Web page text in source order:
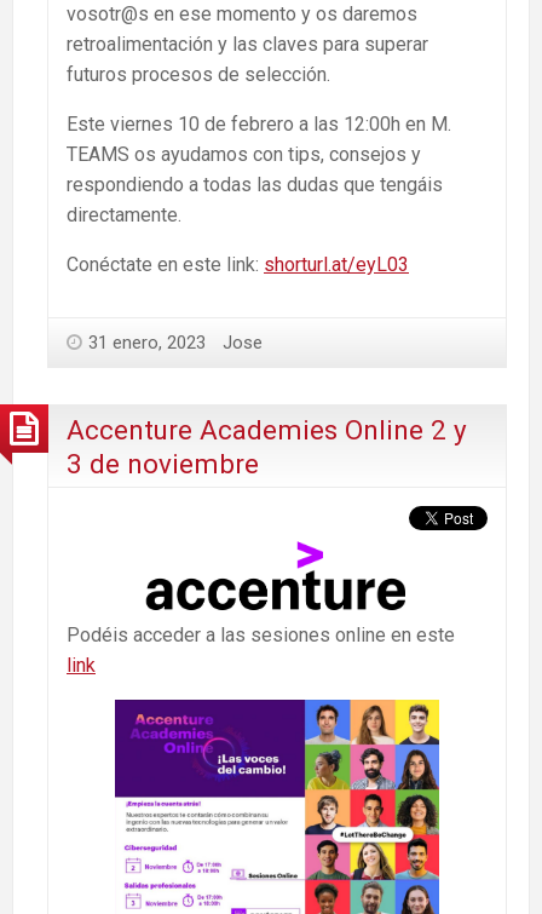
vosotr@s en ese momento y os daremos
retroalimentación y las claves para superar
futuros procesos de selección.
Este viernes 10 de febrero a las 12:00h en M.
TEAMS os ayudamos con tips, consejos y
respondiendo a todas las dudas que tengáis
directamente.
Conéctate en este link: shorturl.at/eyL03
31 enero, 2023 Jose
Accenture Academies Online 2 y
3 de noviembre
Podéis acceder a las sesiones online en este
link